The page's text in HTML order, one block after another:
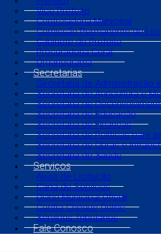
Vice Prefeito
Controladoria Municipal
Comissão Permanente de
Gabinete do Prefeito
Procuradoria Geral
Organograma
Secretarias
Secretaria de Administração
Secretaria de Agricultura e
Secretaria de
Secretaria de Educação
Secretaria de Finanças
Secretaria de Políticas para
Secretaria de Obras e
Secretaria de Saúde
Serviços
Aviso de Licitação
Carta de Serviços
Diário Municipal Oficial
Contra Cheque Online
Serviços Tributários
Fale Conosco